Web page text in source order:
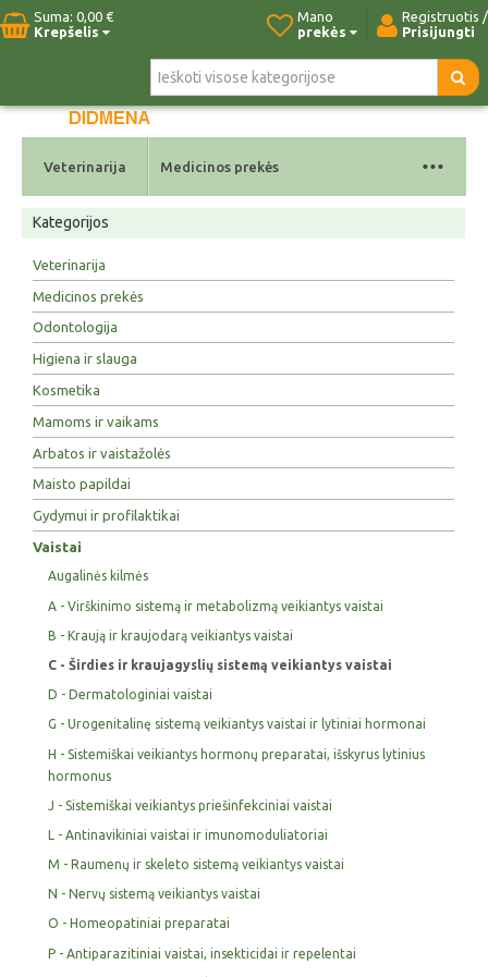
Suma: 0,00 €
Krepšelis
Registruotis /
Prisijungti
Mano
prekės
Pradžia Naujos prekės Kontaktai
Veterinarija Medicinos prekės ...
Kategorijos
Veterinarija
Medicinos prekės
Odontologija
Higiena ir slauga
Kosmetika
Mamoms ir vaikams
Arbatos ir vaistažolės
Maisto papildai
Gydymui ir profilaktikai
Vaistai
Augalinės kilmės
A - Virškinimo sistemą ir metabolizmą veikiantys vaistai
B - Kraują ir kraujodarą veikiantys vaistai
C - Širdies ir kraujagyslių sistemą veikiantys vaistai
D - Dermatologiniai vaistai
G - Urogenitalinę sistemą veikiantys vaistai ir lytiniai hormonai
H - Sistemiškai veikiantys hormonų preparatai, išskyrus lytinius
hormonus
J - Sistemiškai veikiantys priešinfekciniai vaistai
L - Antinavikiniai vaistai ir imunomoduliatoriai
M - Raumenų ir skeleto sistemą veikiantys vaistai
N - Nervų sistemą veikiantys vaistai
O - Homeopatiniai preparatai
P - Antiparazitiniai vaistai, insekticidai ir repelentai